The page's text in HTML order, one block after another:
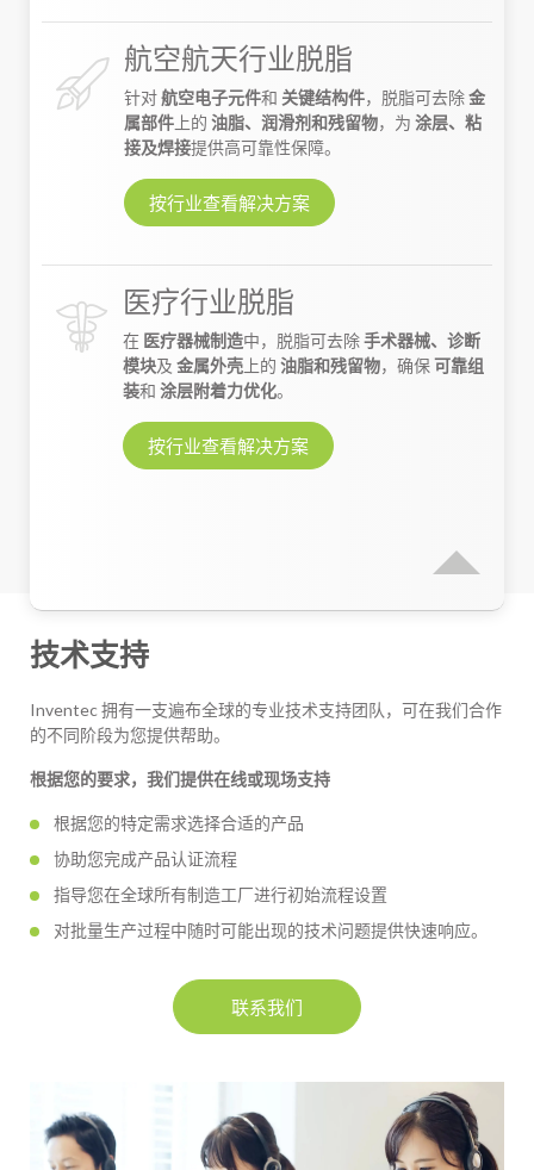
航空航天行业脱脂
针对航空电子元件和 关键结构件，脱脂可去除金
属部件 上的 油脂、润滑剂和残留物，为 涂层、粘
接及焊接提供高可靠性保障。
按行业查看解决方案
医疗行业脱脂
在 医疗器械制造中，脱脂可去除手术器械、诊断
模块及 金属外壳 上的 油脂和残留物，确保可靠组
装和 涂层附着力优化。
按行业查看解决方案
技术支持
Inventec 拥有一支遍布全球的专业技术支持团队，可在我们合作
的不同阶段为您提供帮助。
根据您的要求，我们提供在线或现场支持
根据您的特定需求选择合适的产品
协助您完成产品认证流程
指导您在全球所有制造工厂进行初始流程设置
对批量生产过程中随时可能出现的技术问题提供快速响应。
联系我们